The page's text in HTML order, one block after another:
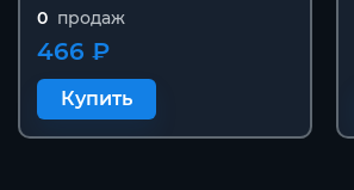
0 продаж
466 ₽
Купить